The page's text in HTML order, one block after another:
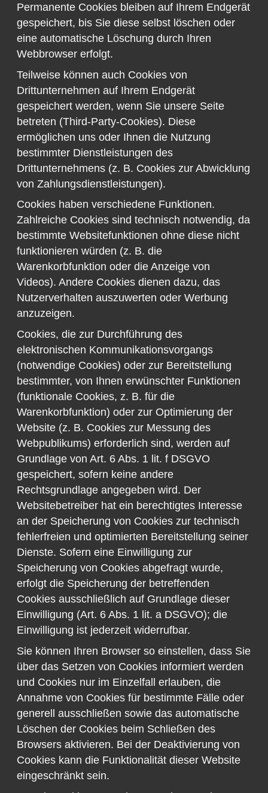
Permanente Cookies bleiben auf Ihrem Endgerät
gespeichert, bis Sie diese selbst löschen oder
eine automatische Löschung durch Ihren
Webbrowser erfolgt.
Teilweise können auch Cookies von
Drittunternehmen auf Ihrem Endgerät
gespeichert werden, wenn Sie unsere Seite
betreten (Third-Party-Cookies). Diese
ermöglichen uns oder Ihnen die Nutzung
bestimmter Dienstleistungen des
Drittunternehmens (z. B. Cookies zur Abwicklung
von Zahlungsdienstleistungen).
Cookies haben verschiedene Funktionen.
Zahlreiche Cookies sind technisch notwendig, da
bestimmte Websitefunktionen ohne diese nicht
funktionieren würden (z. B. die
Warenkorbfunktion oder die Anzeige von
Videos). Andere Cookies dienen dazu, das
Nutzerverhalten auszuwerten oder Werbung
anzuzeigen.
Cookies, die zur Durchführung des
elektronischen Kommunikationsvorgangs
(notwendige Cookies) oder zur Bereitstellung
bestimmter, von Ihnen erwünschter Funktionen
(funktionale Cookies, z. B. für die
Warenkorbfunktion) oder zur Optimierung der
Website (z. B. Cookies zur Messung des
Webpublikums) erforderlich sind, werden auf
Grundlage von Art. 6 Abs. 1 lit. f DSGVO
gespeichert, sofern keine andere
Rechtsgrundlage angegeben wird. Der
Websitebetreiber hat ein berechtigtes Interesse
an der Speicherung von Cookies zur technisch
fehlerfreien und optimierten Bereitstellung seiner
Dienste. Sofern eine Einwilligung zur
Speicherung von Cookies abgefragt wurde,
erfolgt die Speicherung der betreffenden
Cookies ausschließlich auf Grundlage dieser
Einwilligung (Art. 6 Abs. 1 lit. a DSGVO); die
Einwilligung ist jederzeit widerrufbar.
Sie können Ihren Browser so einstellen, dass Sie
über das Setzen von Cookies informiert werden
und Cookies nur im Einzelfall erlauben, die
Annahme von Cookies für bestimmte Fälle oder
generell ausschließen sowie das automatische
Löschen der Cookies beim Schließen des
Browsers aktivieren. Bei der Deaktivierung von
Cookies kann die Funktionalität dieser Website
eingeschränkt sein.